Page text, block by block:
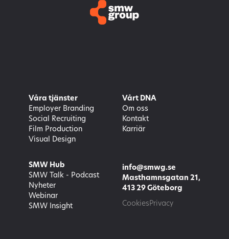
Våra tjänster
Employer Branding
Social Recruiting
Film Production
Visual Design
Vårt DNA
Om oss
Kontakt
Karriär
SMW Hub
SMW Talk - Podcast
Nyheter
Webinar
SMW Insight
info@smwg.se
Masthamnsgatan 21,
413 29 Göteborg
Cookies Privacy